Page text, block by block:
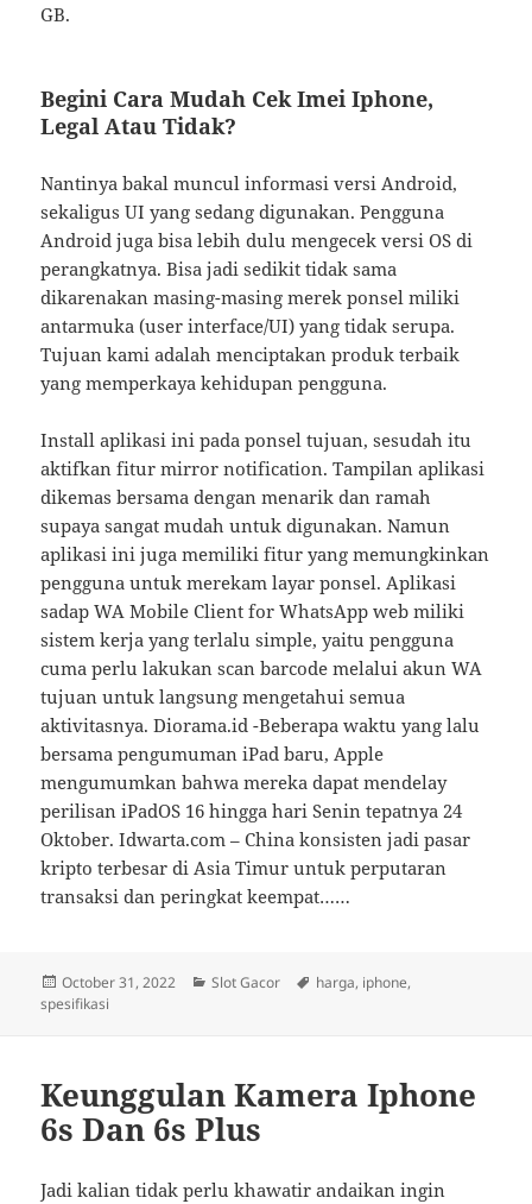
GB.
Begini Cara Mudah Cek Imei Iphone,
Legal Atau Tidak?
Nantinya bakal muncul informasi versi Android,
sekaligus UI yang sedang digunakan. Pengguna
Android juga bisa lebih dulu mengecek versi OS di
perangkatnya. Bisa jadi sedikit tidak sama
dikarenakan masing-masing merek ponsel miliki
antarmuka (user interface/UI) yang tidak serupa.
Tujuan kami adalah menciptakan produk terbaik
yang memperkaya kehidupan pengguna.
Install aplikasi ini pada ponsel tujuan, sesudah itu
aktifkan fitur mirror notification. Tampilan aplikasi
dikemas bersama dengan menarik dan ramah
supaya sangat mudah untuk digunakan. Namun
aplikasi ini juga memiliki fitur yang memungkinkan
pengguna untuk merekam layar ponsel. Aplikasi
sadap WA Mobile Client for WhatsApp web miliki
sistem kerja yang terlalu simple, yaitu pengguna
cuma perlu lakukan scan barcode melalui akun WA
tujuan untuk langsung mengetahui semua
aktivitasnya. Diorama.id -Beberapa waktu yang lalu
bersama pengumuman iPad baru, Apple
mengumumkan bahwa mereka dapat mendelay
perilisan iPadOS 16 hingga hari Senin tepatnya 24
Oktober. Idwarta.com – China konsisten jadi pasar
kripto terbesar di Asia Timur untuk perputaran
transaksi dan peringkat keempat……
Posted
on
October 31, 2022 Categories
Slot Gacor Tags
harga, iphone,
spesifikasi
Keunggulan Kamera Iphone
6s Dan 6s Plus
Jadi kalian tidak perlu khawatir andaikan ingin